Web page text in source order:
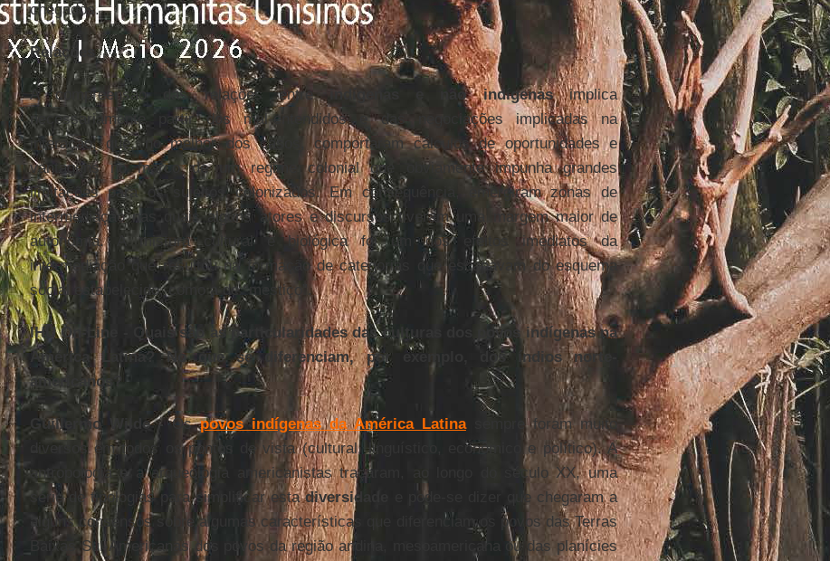
chegados.
Relações
A compreensão das relações entreindígenas e não indígenasimplica
necessariamente partir dos mal-entendidos e das negociações implicadas na
interação, que, no melhor dos casos, comportaram cálculos de oportunidades e
vantagens no marco de um regime colonial que obviamente impunha grandes
limitações para os sujeitos colonizados. Em consequência, emergiram zonas de
intermediação nas quais alguns atores e discursos tiveram uma margem maior de
autonomia. A mistura cultural e biológica foi um dos efeitos imediatos da
intermediação que resultou na formação de categorias que escapavam do esquema
social estabelecido, como a de “mestiço”.
IHU On-Line - Quais são as particularidades das culturas dos povos indígenas na
América Latina? No que se diferenciam, por exemplo, dos índios norte-
americanos?
Guillermo Wilde -Ospovos indígenas da América Latinasempre foram muito
diversos em todos os pontos de vista (cultural, linguístico, econômico e político). A
antropologia e a arqueologia americanistas traçaram, ao longo do século XX, uma
série de tipologias para simplificar estadiversidade
e pode-se dizer que chegaram a
alguns consensos sobre algumas características que diferenciam os povos das Terras
Baixas Sul-Americanas dos povos da região andina, mesoamericana ou das planícies